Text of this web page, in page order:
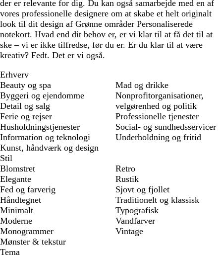
der er relevante for dig. Du kan også samarbejde med en af
vores professionelle designere om at skabe et helt originalt
look til dit design af Grønne områder Personaliserede
notekort. Hvad end dit behov er, er vi klar til at få det til at
ske – vi er ikke tilfredse, før du er. Er du klar til at være
kreativ? Fedt. Det er vi også.
Erhverv
Beauty og spa
Byggeri og ejendomme
Detail og salg
Ferie og rejser
Husholdningstjenester
Information og teknologi
Kunst, håndværk og design
Mad og drikke
Nonprofitorganisationer,
velgørenhed og politik
Professionelle tjenester
Social- og sundhedsservicer
Underholdning og fritid
Stil
Blomstret
Elegante
Fed og farverig
Håndtegnet
Minimalt
Moderne
Monogrammer
Mønster & tekstur
Retro
Rustik
Sjovt og fjollet
Traditionelt og klassisk
Typografisk
Vandfarver
Vintage
Tema